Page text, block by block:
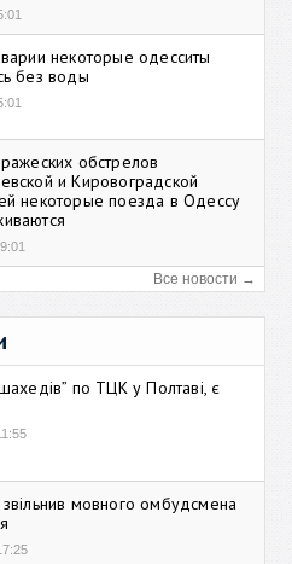
некоторые одесситы
без воды
обстрелов
и Кировоградской
некоторые поезда в Одессу
Все новости →
по ТЦК у Полтаві, є
мовного омбудсмена